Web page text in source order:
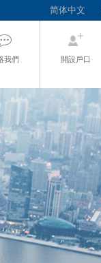
简体中文
我們 開設戶口